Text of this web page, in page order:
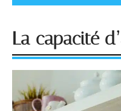
La capacité